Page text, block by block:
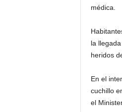
médica.
la
heridos
En el
cuchillo
el